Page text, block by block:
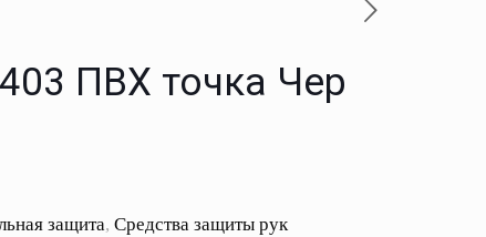
ПВХ точка Чер
защита,Средства защиты рук